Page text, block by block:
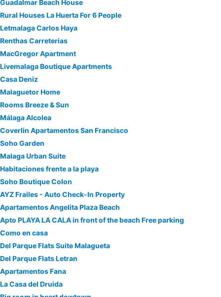
Guadalmar Beach House
Rural Houses La Huerta For 6 People
Letmalaga Carlos Haya
Renthas Carreterias
MacGregor Apartment
Livemalaga Boutique Apartments
Casa Deniz
Malaguetor Home
Rooms Breeze & Sun
Málaga Alcolea
Coverlin Apartamentos San Francisco
Soho Garden
Malaga Urban Suite
Habitaciones frente a la playa
Soho Boutique Colon
AYZ Frailes - Auto Check-In Property
Apartamentos Angelita Plaza Beach
Apto PLAYA LA CALA in front of the beach Free parking
Como en casa
Del Parque Flats Suite Malagueta
Del Parque Flats Letran
Apartamentos Fana
La Casa del Druida